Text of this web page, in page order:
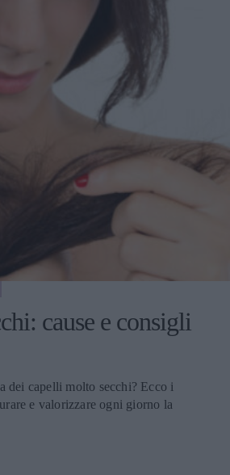
cause e consigli
dei capelli molto secchi? Ecco i
e valorizzare ogni giorno la